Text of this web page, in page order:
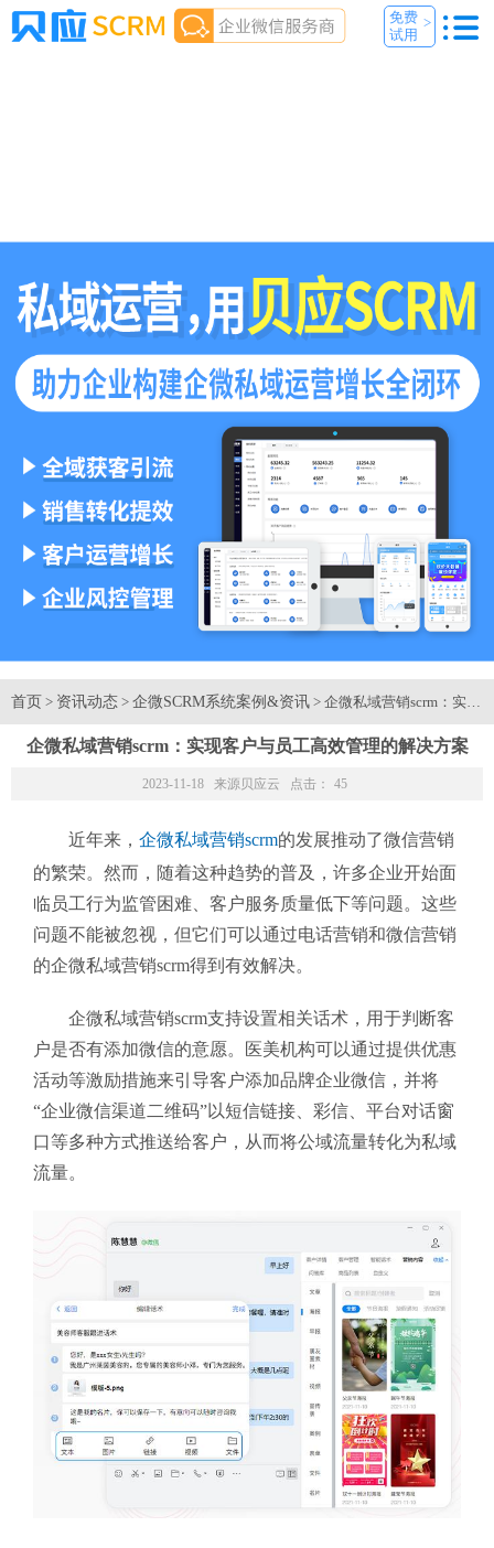
免费
试用
>
首页 > 资讯动态 > 企微SCRM系统案例&资讯 > 企微私域营销scrm：实
企微私域营销scrm：实现客户与员工高效管理的解决方案
2023-11-18 来源贝应云 点击： 45
近年来， 企微私域营销scrm的发展推动了微信营销
的繁荣。然而，随着这种趋势的普及，许多企业开始面
临员工行为监管困难、客户服务质量低下等问题。这些
问题不能被忽视，但它们可以通过电话营销和微信营销
的企微私域营销scrm得到有效解决。
企微私域营销scrm支持设置相关话术，用于判断客
户是否有添加微信的意愿。医美机构可以通过提供优惠
活动等激励措施来引导客户添加品牌企业微信，并将
“企业微信渠道二维码”以短信链接、彩信、平台对话窗
口等多种方式推送给客户，从而将公域流量转化为私域
流量。